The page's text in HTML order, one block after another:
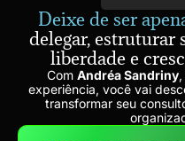
Deixe de ser
delegar, estruturar
liberdade e
Com Andréa Sandriny,
experiência, você vai
transformar seu